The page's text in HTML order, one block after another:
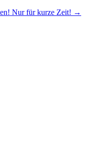
Nur für kurze Zeit! →